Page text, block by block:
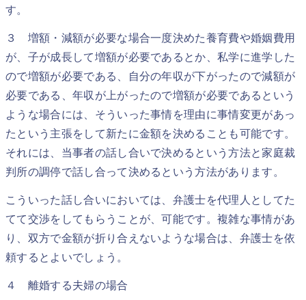
す。
３ 増額・減額が必要な場合一度決めた養育費や婚姻費用
が、子が成長して増額が必要であるとか、私学に進学した
ので増額が必要である、自分の年収が下がったので減額が
必要である、年収が上がったので増額が必要であるという
ような場合には、そういった事情を理由に事情変更があっ
たという主張をして新たに金額を決めることも可能です。
それには、当事者の話し合いで決めるという方法と家庭裁
判所の調停で話し合って決めるという方法があります。
こういった話し合いにおいては、弁護士を代理人としてた
てて交渉をしてもらうことが、可能です。複雑な事情があ
り、双方で金額が折り合えないような場合は、弁護士を依
頼するとよいでしょう。
４ 離婚する夫婦の場合